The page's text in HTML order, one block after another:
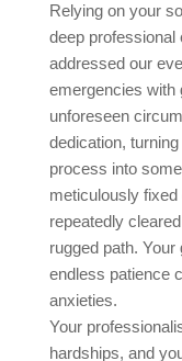
Relying on your
deep professional
addressed our
emergencies with
unforeseen
dedication,
process into
meticulously
repeatedly
rugged path.
endless patience
anxieties.
Your
hardships, and